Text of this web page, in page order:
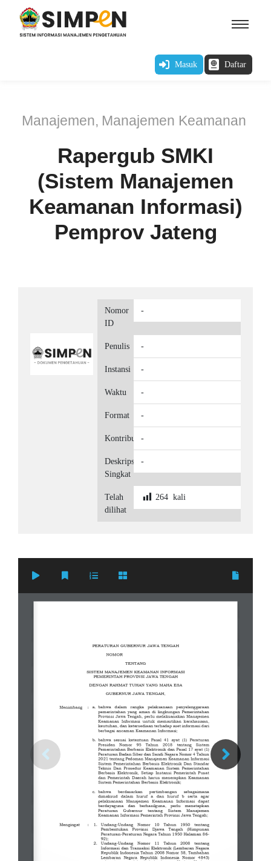
Masuk Daftar
Manajemen, Manajemen Keamanan
Rapergub SMKI
(Sistem Manajemen
Keamanan Informasi)
Pemprov Jateng
Nomor
ID
-
Penulis -
Instansi -
Waktu -
Format -
Kontributor
-
Deskripsi
Singkat
-
Telah
dilihat
264kali